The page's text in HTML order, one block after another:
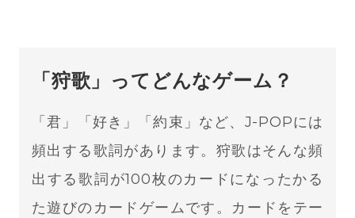
「狩歌」ってどんなゲーム？
「君」「好き」「約束」など、J-POPには
頻出する歌詞があります。狩歌はそんな頻
出する歌詞が100枚のカードになったかる
た遊びのカードゲームです。カードをテー